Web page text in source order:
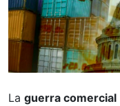
La guerra comercial